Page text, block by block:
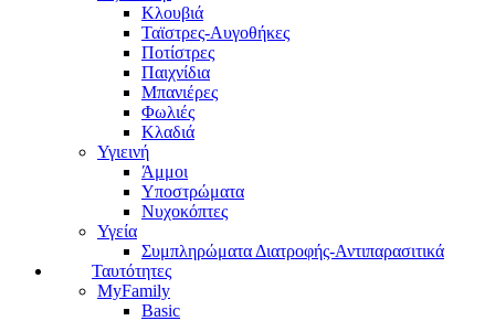
Κλουβιά
Ταϊστρες-Αυγοθήκες
Ποτίστρες
Παιχνίδια
Μπανιέρες
Φωλιές
Κλαδιά
Υγιεινή
Άμμοι
Υποστρώματα
Νυχοκόπτες
Υγεία
Συμπληρώματα Διατροφής-Αντιπαρασιτικά
Ταυτότητες
MyFamily
Basic